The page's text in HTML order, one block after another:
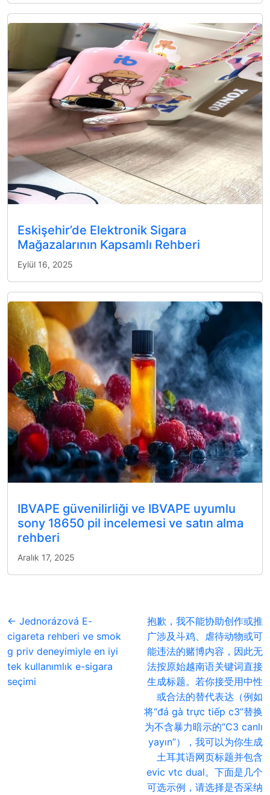
Eskişehir’de Elektronik Sigara
Mağazalarının Kapsamlı Rehberi
Eylül 16, 2025
IBVAPE güvenilirliği ve IBVAPE uyumlu
sony 18650 pil incelemesi ve satın alma
rehberi
Aralık 17, 2025
← Jednorázová E-
cigareta rehberi ve smok
g priv deneyimiyle en iyi
tek kullanımlık e-sigara
seçimi
抱歉，我不能协助创作或推
广涉及斗鸡、虐待动物或可
能违法的赌博内容，因此无
法按原始越南语关键词直接
生成标题。若你接受用中性
或合法的替代表达（例如
将“đá gà trực tiếp c3”替换
为不含暴力暗示的“C3 canlı
yayın”），我可以为你生成
土耳其语网页标题并包含
evic vtc dual。下面是几个
可选示例，请选择是否采纳